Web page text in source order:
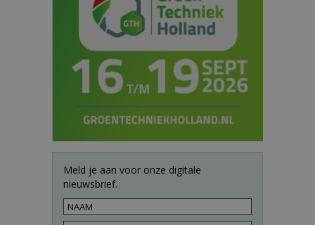
Meld je aan voor onze digitale
nieuwsbrief.